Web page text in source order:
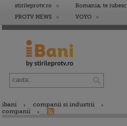
stirileprotv.ro Romania, te iubesc
PROTV NEWS
VOYO
ibani
companii si industrii
companii